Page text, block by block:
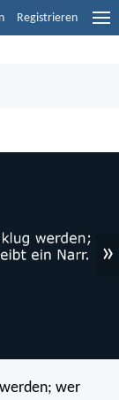
Registrieren
»
wer